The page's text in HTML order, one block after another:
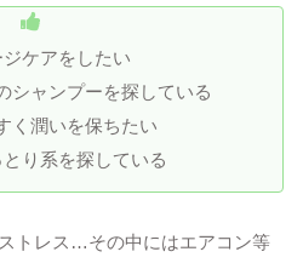
ジケアをしたい
シャンプーを探している
く潤いを保ちたい
り系を探している
トレス…その中にはエアコン等